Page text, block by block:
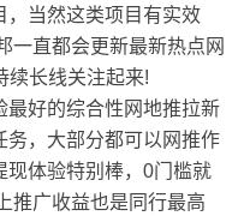
，当然这类项目有实效
一直都会更新最新热点网
续长线关注起来!
最好的综合性网地推拉新
务，大部分都可以网推作
现体验特别棒，0门槛就
推广收益也是同行最高